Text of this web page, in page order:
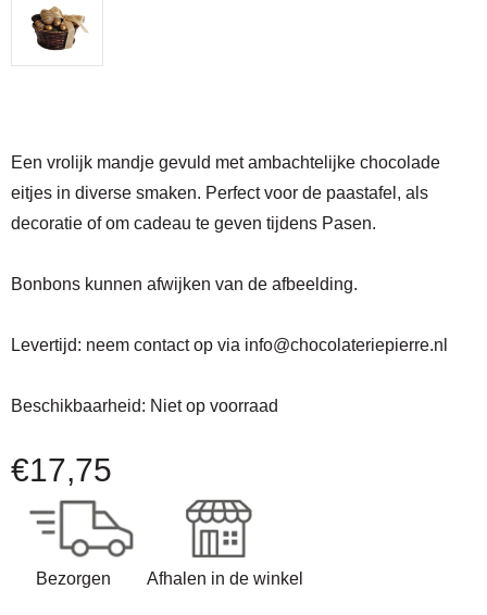
Een vrolijk mandje gevuld met ambachtelijke chocolade
eitjes in diverse smaken. Perfect voor de paastafel, als
decoratie of om cadeau te geven tijdens Pasen.
Bonbons kunnen afwijken van de afbeelding.
Levertijd: neem contact op via info@chocolateriepierre.nl
Beschikbaarheid: Niet op voorraad
€17,75
Bezorgen Afhalen in de winkel